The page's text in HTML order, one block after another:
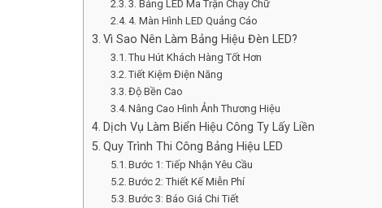
3. Bảng LED Ma Trận Chạy Chữ
4. Màn Hình LED Quảng Cáo
Vì Sao Nên Làm Bảng Hiệu Đèn LED?
Thu Hút Khách Hàng Tốt Hơn
Tiết Kiệm Điện Năng
Độ Bền Cao
Nâng Cao Hình Ảnh Thương Hiệu
Dịch Vụ Làm Biển Hiệu Công Ty Lấy Liền
Quy Trình Thi Công Bảng Hiệu LED
Bước 1: Tiếp Nhận Yêu Cầu
Bước 2: Thiết Kế Miễn Phí
Bước 3: Báo Giá Chi Tiết